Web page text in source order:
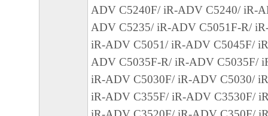
ADV C5240F/ iR-ADV C5240/ iR-
ADV C5235/ iR-ADV C5051F-R/
iR-ADV C5051/ iR-ADV C5045F/
ADV C5035F-R/ iR-ADV C5035F/
iR-ADV C5030F/ iR-ADV C5030/
iR-ADV C355F/ iR-ADV C3530F/